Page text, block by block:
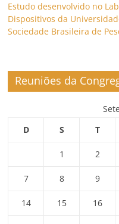
Estudo desenvolvido no
Dispositivos da
Sociedade Brasileira de
Reuniões da
D
S T
1 2
7 8 9
14 15 16